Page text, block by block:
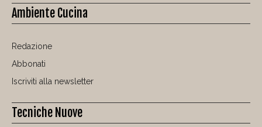
Ambiente Cucina
Redazione
Abbonati
Iscriviti alla newsletter
Tecniche Nuove